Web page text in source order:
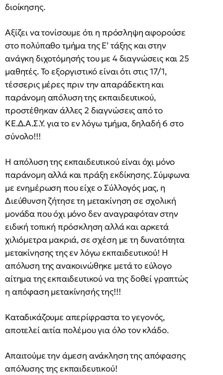
διοίκησης.
Αξίζει να τονίσουμε ότι η πρόσληψη αφορούσε
στο πολύπαθο τμήμα της Ε’ τάξης και στην
ανάγκη διχοτόμησής του με 4 διαγνώσεις και 25
μαθητές. Το εξοργιστικό είναι ότι στις 17/1,
τέσσερις μέρες πριν την απαράδεκτη και
παράνομη απόλυση της εκπαιδευτικού,
προστέθηκαν άλλες 2 διαγνώσεις από το
ΚΕ.Δ.Α.Σ.Υ. για το εν λόγω τμήμα, δηλαδή 6 στο
σύνολο!!!
Η απόλυση της εκπαιδευτικού είναι όχι μόνο
παράνομη αλλά και πράξη εκδίκησης. Σύμφωνα
με ενημέρωση που είχε ο Σύλλογός μας, η
Διεύθυνση ζήτησε τη μετακίνηση σε σχολική
μονάδα που όχι μόνο δεν αναγραφόταν στην
ειδική τοπική πρόσκληση αλλά και αρκετά
χιλιόμετρα μακριά, σε σχέση με τη δυνατότητα
μετακίνησης της εν λόγω εκπαιδευτικού! Η
απόλυση της ανακοινώθηκε μετά το εύλογο
αίτημα της εκπαιδευτικού να της δοθεί γραπτώς
η απόφαση μετακίνησής της!!!
Καταδικάζουμε απερίφραστα το γεγονός,
αποτελεί αιτία πολέμου για όλο τον κλάδο.
Απαιτούμε την άμεση ανάκληση της απόφασης
απόλυσης της εκπαιδευτικού!